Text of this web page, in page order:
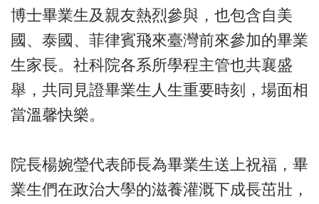
博士畢業生及親友熱烈參與，也包含自美
國、泰國、菲律賓飛來臺灣前來參加的畢業
生家長。社科院各系所學程主管也共襄盛
舉，共同見證畢業生人生重要時刻，場面相
當溫馨快樂。
院長楊婉瑩代表師長為畢業生送上祝福，畢
業生們在政治大學的滋養灌溉下成長茁壯，